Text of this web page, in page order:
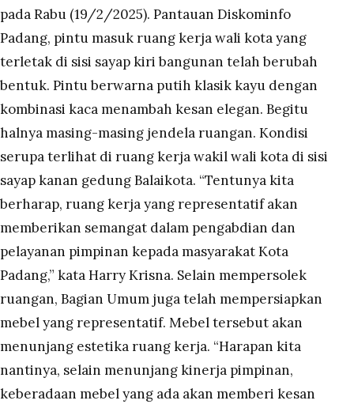
pada Rabu (19/2/2025). Pantauan Diskominfo
Padang, pintu masuk ruang kerja wali kota yang
terletak di sisi sayap kiri bangunan telah berubah
bentuk. Pintu berwarna putih klasik kayu dengan
kombinasi kaca menambah kesan elegan. Begitu
halnya masing-masing jendela ruangan. Kondisi
serupa terlihat di ruang kerja wakil wali kota di sisi
sayap kanan gedung Balaikota. “Tentunya kita
berharap, ruang kerja yang representatif akan
memberikan semangat dalam pengabdian dan
pelayanan pimpinan kepada masyarakat Kota
Padang,” kata Harry Krisna. Selain mempersolek
ruangan, Bagian Umum juga telah mempersiapkan
mebel yang representatif. Mebel tersebut akan
menunjang estetika ruang kerja. “Harapan kita
nantinya, selain menunjang kinerja pimpinan,
keberadaan mebel yang ada akan memberi kesan